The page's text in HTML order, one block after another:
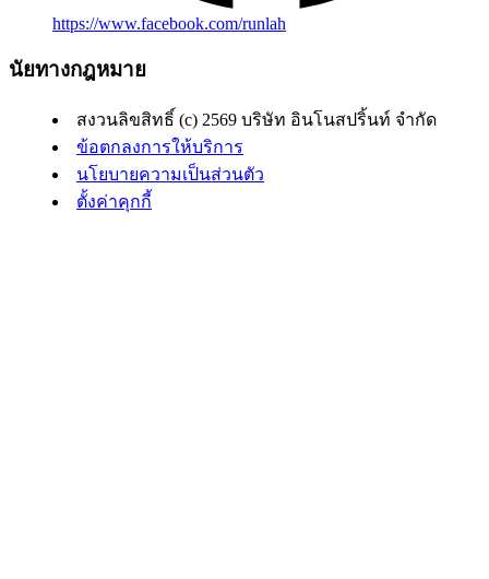
https://www.facebook.com/runlah
นัยทางกฎหมาย
สงวนลิขสิทธิ์ (c) 2569 บริษัท อินโนสปริ้นท์ จำกัด
ข้อตกลงการให้บริการ
นโยบายความเป็นส่วนตัว
ตั้งค่าคุกกี้